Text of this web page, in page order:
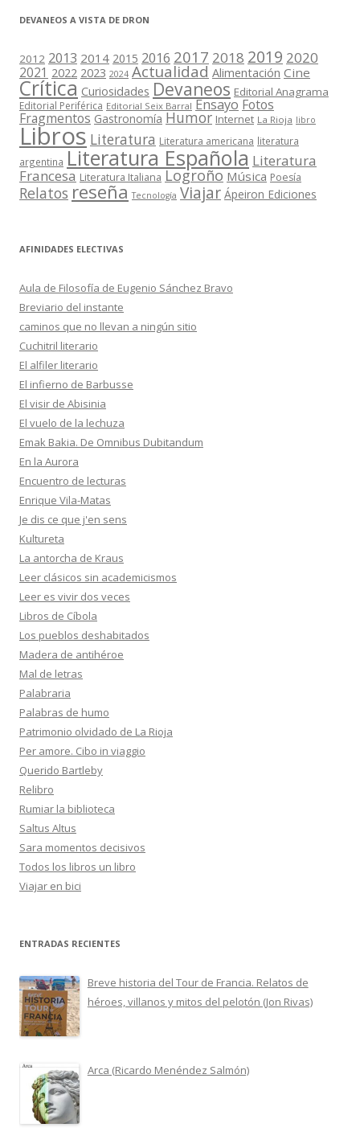
DEVANEOS A VISTA DE DRON
2012 2013 2014 2015 2016 2017 2018 2019 2020
2021 2022 2023 2024 Actualidad Alimentación Cine
Crítica Curiosidades Devaneos Editorial Anagrama
Editorial Periférica Editorial Seix Barral Ensayo Fotos
Fragmentos Gastronomía Humor Internet La Rioja libro
Libros Literatura Literatura americana literatura
argentina Literatura Española Literatura
Francesa Literatura Italiana Logroño Música Poesía
Relatos reseña Tecnología Viajar Ápeiron Ediciones
AFINIDADES ELECTIVAS
Aula de Filosofía de Eugenio Sánchez Bravo
Breviario del instante
caminos que no llevan a ningún sitio
Cuchitril literario
El alfiler literario
El infierno de Barbusse
El visir de Abisinia
El vuelo de la lechuza
Emak Bakia. De Omnibus Dubitandum
En la Aurora
Encuentro de lecturas
Enrique Vila-Matas
Je dis ce que j'en sens
Kultureta
La antorcha de Kraus
Leer clásicos sin academicismos
Leer es vivir dos veces
Libros de Cíbola
Los pueblos deshabitados
Madera de antihéroe
Mal de letras
Palabraria
Palabras de humo
Patrimonio olvidado de La Rioja
Per amore. Cibo in viaggio
Querido Bartleby
Relibro
Rumiar la biblioteca
Saltus Altus
Sara momentos decisivos
Todos los libros un libro
Viajar en bici
ENTRADAS RECIENTES
Breve historia del Tour de Francia. Relatos de
héroes, villanos y mitos del pelotón (Jon Rivas)
Arca (Ricardo Menéndez Salmón)